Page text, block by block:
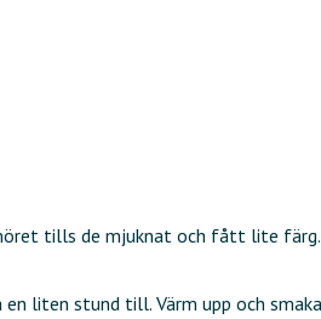
tills de mjuknat och fått lite färg.
liten stund till. Värm upp och